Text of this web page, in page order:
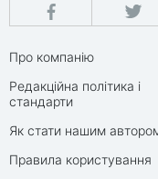
Про компанію
Редакційна політика і
стандарти
Як стати нашим
Правила користування